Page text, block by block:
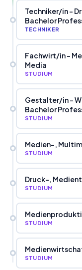
Techniker/in -
Bachelor
TECHNIKER
Fachwirt/in -
Media
STUDIUM
Gestalter/in -
Bachelor
STUDIUM
Medien-,
STUDIUM
Druck-,
STUDIUM
STUDIUM
STUDIUM